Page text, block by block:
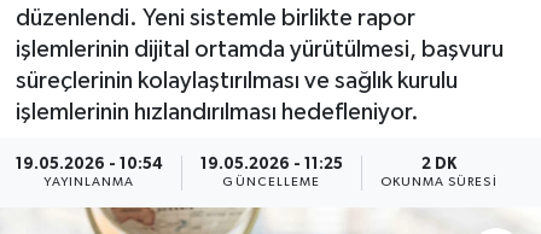
düzenlendi. Yeni sistemle birlikte rapor
işlemlerinin dijital ortamda yürütülmesi, başvuru
süreçlerinin kolaylaştırılması ve sağlık kurulu
işlemlerinin hızlandırılması hedefleniyor.
19.05.2026 - 10:54
YAYINLANMA
19.05.2026 - 11:25
GÜNCELLEME
2 DK
OKUNMA SÜRESI
Si̇yaset
Spor
Yaşam
Anali̇z
Haber Arşivi